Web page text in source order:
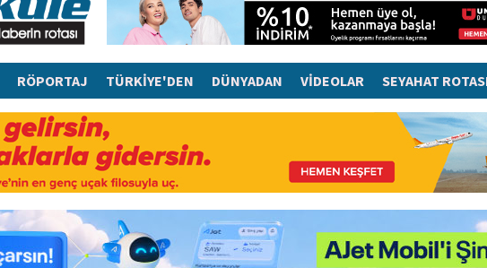
RÖPORTAJ TÜRKİYE'DEN DÜNYADAN VİDEOLAR SEYAHAT